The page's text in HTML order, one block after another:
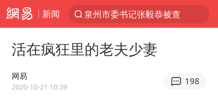
新闻
泉州市委书记张毅恭被查
中国女篮70-67险胜尼日利亚女篮
活在疯狂里的老夫少妻
网易
2020-10-21 10:39
198